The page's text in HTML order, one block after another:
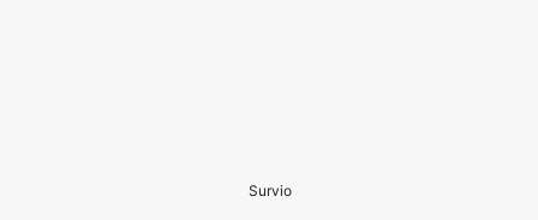
Survio